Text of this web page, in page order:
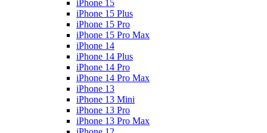
iPhone 15
iPhone 15 Plus
iPhone 15 Pro
iPhone 15 Pro Max
iPhone 14
iPhone 14 Plus
iPhone 14 Pro
iPhone 14 Pro Max
iPhone 13
iPhone 13 Mini
iPhone 13 Pro
iPhone 13 Pro Max